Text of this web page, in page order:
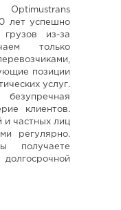
лет успешно
грузов из-за
только
позиции
услуг.
клиентов.
и частных лиц
регулярно.
получаете